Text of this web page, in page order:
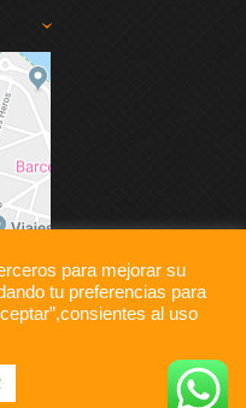
para mejorar su
tu preferencias para
al uso